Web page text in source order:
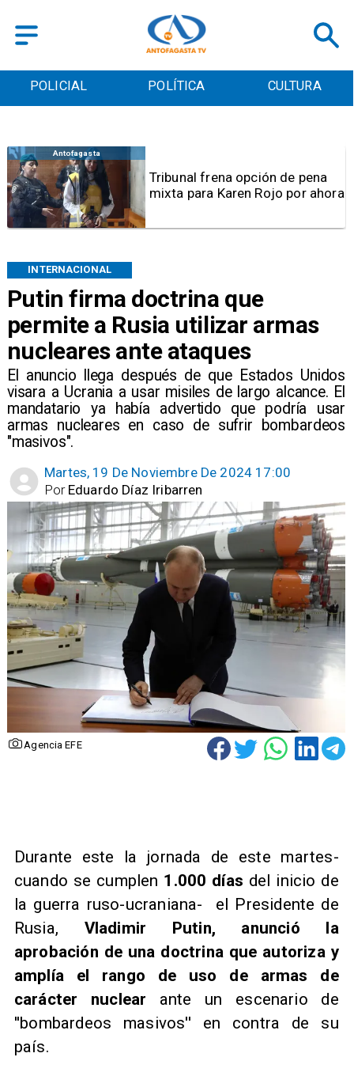
POLICIAL POLÍTICA CULTURA
Putin firma doctrina que
permite a Rusia utilizar armas
nucleares ante ataques
​El anuncio llega después de que Estados Unidos
visara a Ucrania a usar misiles de largo alcance. El
mandatario ya había advertido que podría usar
armas nucleares en caso de sufrir bombardeos
"masivos".
INTERNACIONAL
Martes, 19 De Noviembre De 2024 17:00
Eduardo Díaz Iribarren
Por
Agencia EFE
Antofagasta
Tribunal frena opción de pena
mixta para Karen Rojo por ahora
Durante este la jornada de este martes-
cuando se cumplen 1.000 días del inicio de
la guerra ruso-ucraniana- el Presidente de
Rusia, Vladimir Putin, anunció la
aprobación de una doctrina que autoriza y
amplía el rango de uso de armas de
carácter nuclear ante un escenario de
''bombardeos masivos''
en contra de su
país.